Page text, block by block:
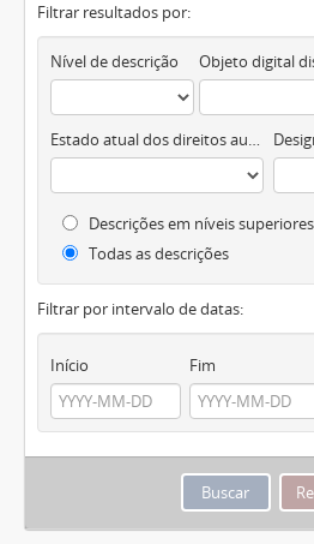
Filtrar resultados por:
Nível de descrição
Estado atual dos direitos autorais
Descrições em níveis superiores
Todas as descrições
Filtrar por intervalo de datas:
Início Fim